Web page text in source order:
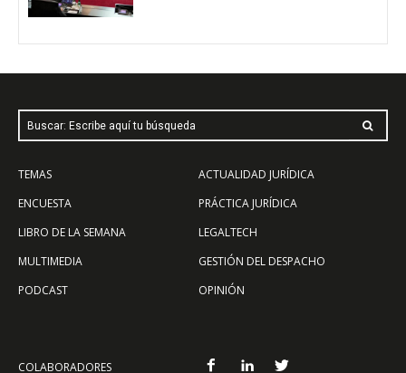
Buscar: Escribe aquí tu búsqueda
TEMAS
ENCUESTA
LIBRO DE LA SEMANA
MULTIMEDIA
PODCAST
ACTUALIDAD JURÍDICA
PRÁCTICA JURÍDICA
LEGALTECH
GESTIÓN DEL DESPACHO
OPINIÓN
COLABORADORES